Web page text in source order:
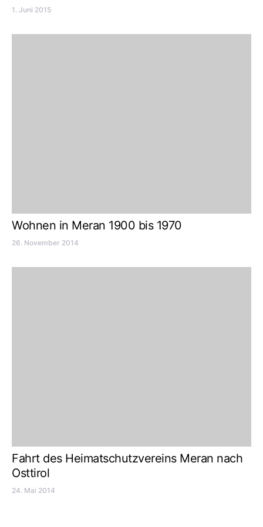
1. Juni 2015
Wohnen in Meran 1900 bis 1970
26. November 2014
Fahrt des Heimatschutzvereins Meran nach
Osttirol
24. Mai 2014